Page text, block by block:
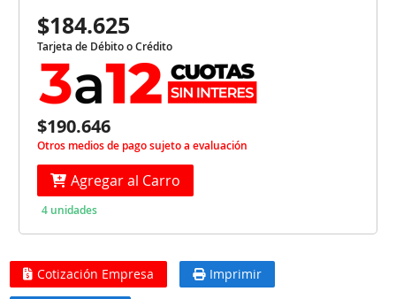
$184.625
Tarjeta de Débito o Crédito
$190.646
Otros medios de pago sujeto a evaluación
Agregar al Carro
4 unidades
Cotización Empresa Imprimir